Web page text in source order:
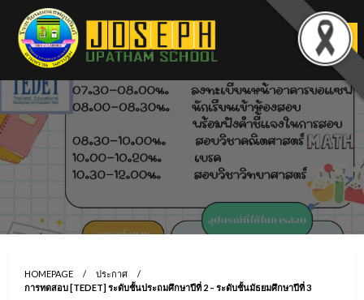
content
HOMEPAGE
ประกาศ
การทดสอบ [TEDET] ระดับชั้นประถมศึกษาปีที่ 2 – ระดับชั้นมัธยมศึกษาปีที่ 3